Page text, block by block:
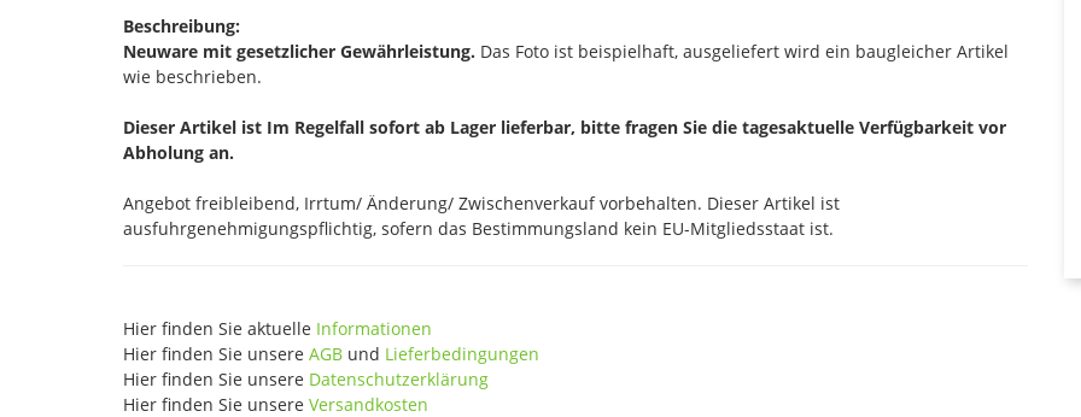
Beschreibung:
Neuware mit gesetzlicher Gewährleistung. Das Foto ist beispielhaft, ausgeliefert wird ein baugleicher Artikel
wie beschrieben.
Dieser Artikel ist Im Regelfall sofort ab Lager lieferbar, bitte fragen Sie die tagesaktuelle Verfügbarkeit vor
Abholung an.
Angebot freibleibend, Irrtum/ Änderung/ Zwischenverkauf vorbehalten. Dieser Artikel ist
ausfuhrgenehmigungspflichtig, sofern das Bestimmungsland kein EU-Mitgliedsstaat ist.
Hier finden Sie aktuelle Informationen
Hier finden Sie unsere AGB und Lieferbedingungen
Hier finden Sie unsere Datenschutzerklärung
Hier finden Sie unsere Versandkosten